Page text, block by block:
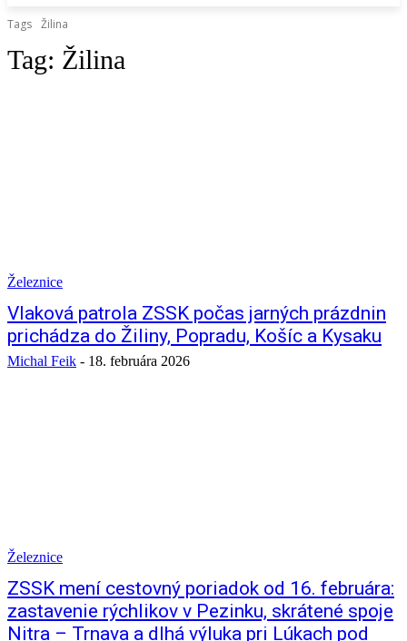
Tags Žilina
Tag: Žilina
Železnice
Vlaková patrola ZSSK počas jarných prázdnin
prichádza do Žiliny, Popradu, Košíc a Kysaku
Michal Feik - 18. februára 2026
Železnice
ZSSK mení cestovný poriadok od 16. februára:
zastavenie rýchlikov v Pezinku, skrátené spoje
Nitra – Trnava a dlhá výluka pri Lúkach pod